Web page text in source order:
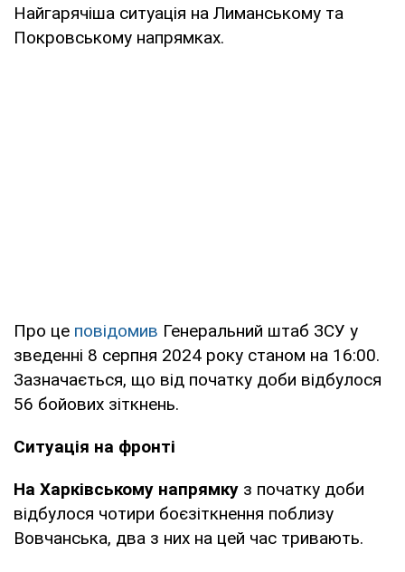
Найгарячіша ситуація на Лиманському та
Покровському напрямках.
Про це повідомив Генеральний штаб ЗСУ у
зведенні 8 серпня 2024 року станом на 16:00.
Зазначається, що від початку доби відбулося
56 бойових зіткнень.
Ситуація на фронті
На Харківському напрямку з початку доби
відбулося чотири боєзіткнення поблизу
Вовчанська, два з них на цей час тривають.